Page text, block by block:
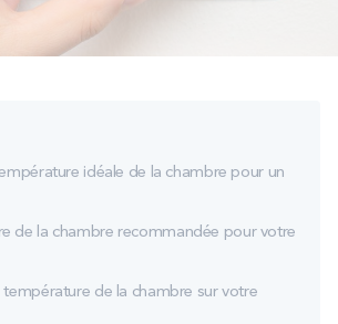
idéale de la chambre pour un
de la chambre recommandée pour votre
température de la chambre sur votre